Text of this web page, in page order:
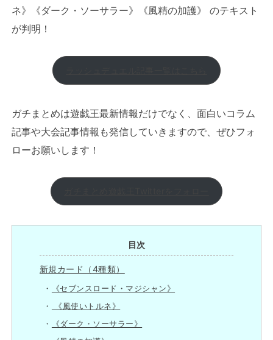
ネ》《ダーク・ソーサラー》《風精の加護》 のテキスト
が判明！
ガチまとめは遊戯王最新情報だけでなく、面白いコラム
記事や大会記事情報も発信していきますので、ぜひフォ
ローお願いします！
目次
新規カード（4種類）
《セブンスロード・マジシャン》
《風使いトルネ》
《ダーク・ソーサラー》